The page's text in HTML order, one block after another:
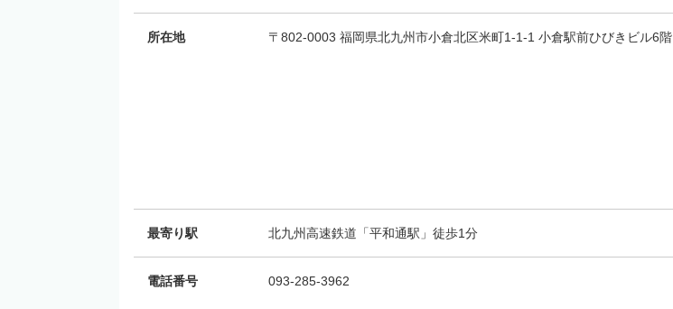
所在地 〒802-0003 福岡県北九州市小倉北区米町1-1-1 小倉駅前ひびきビル6階
最寄り駅 北九州高速鉄道「平和通駅」徒歩1分
電話番号 093-285-3962